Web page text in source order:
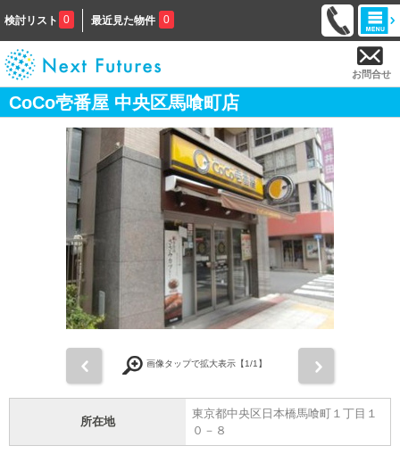
検討リスト 0 最近見た物件 0
お問合せ
CoCo壱番屋 中央区馬喰町店
画像タップで拡大表示【1/1】
所在地
東京都中央区日本橋馬喰町１丁目１
０－８